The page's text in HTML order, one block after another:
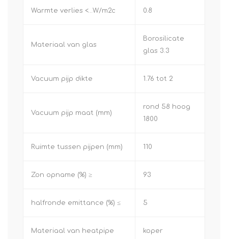
Warmte verlies <…W/m2c 0.8
Materiaal van glas
Borosilicate
glas 3.3
Vacuum pijp dikte 1.76 tot 2
Vacuum pijp maat (mm)
rond 58 hoog
1800
Ruimte tussen pijpen (mm) 110
Zon opname (%) ≥ 93
halfronde emittance (%) ≤ 5
Materiaal van heatpipe koper